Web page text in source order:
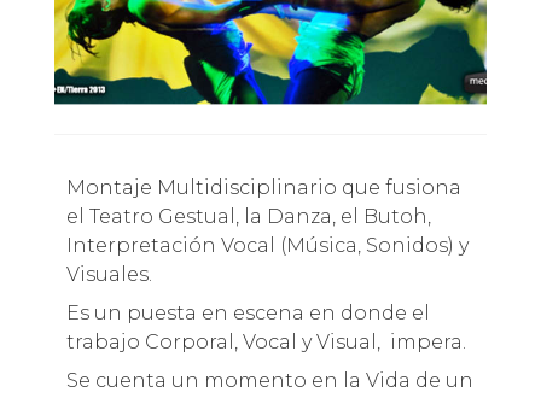
Montaje Multidisciplinario que fusiona
el Teatro Gestual, la Danza, el Butoh,
Interpretación Vocal (Música, Sonidos) y
Visuales.
Es un puesta en escena en donde el
trabajo Corporal, Vocal y Visual, impera.
Se cuenta un momento en la Vida de un